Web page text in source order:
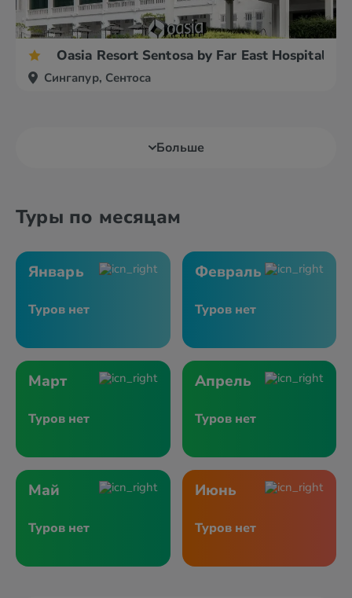
Oasia Resort Sentosa by Far East Hospitality
Сингапур, Сентоса
Больше
Туры по месяцам
Январь
Туров нет
Февраль
Туров нет
Март
Туров нет
Апрель
Туров нет
Май
Туров нет
Июнь
Туров нет